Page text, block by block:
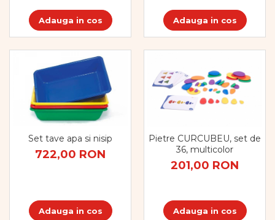
Adauga in cos Adauga in cos
Set tave apa si nisip
722,00 RON
Adauga in cos
Pietre CURCUBEU, set de
36, multicolor
201,00 RON
Adauga in cos